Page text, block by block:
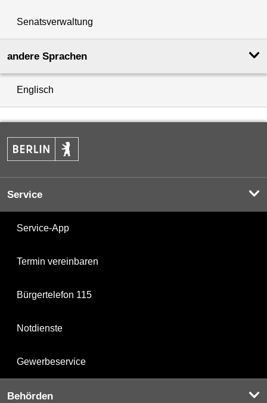
Senatsverwaltung
andere Sprachen
Englisch
Service
Service-App
Termin vereinbaren
Bürgertelefon 115
Notdienste
Gewerbeservice
Behörden